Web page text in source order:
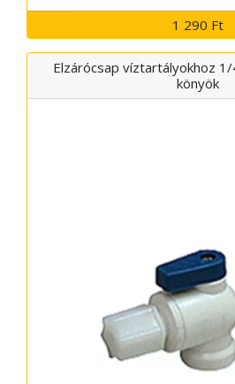
1 290 Ft
Elzárócsap víztartályokhoz 1/
könyök